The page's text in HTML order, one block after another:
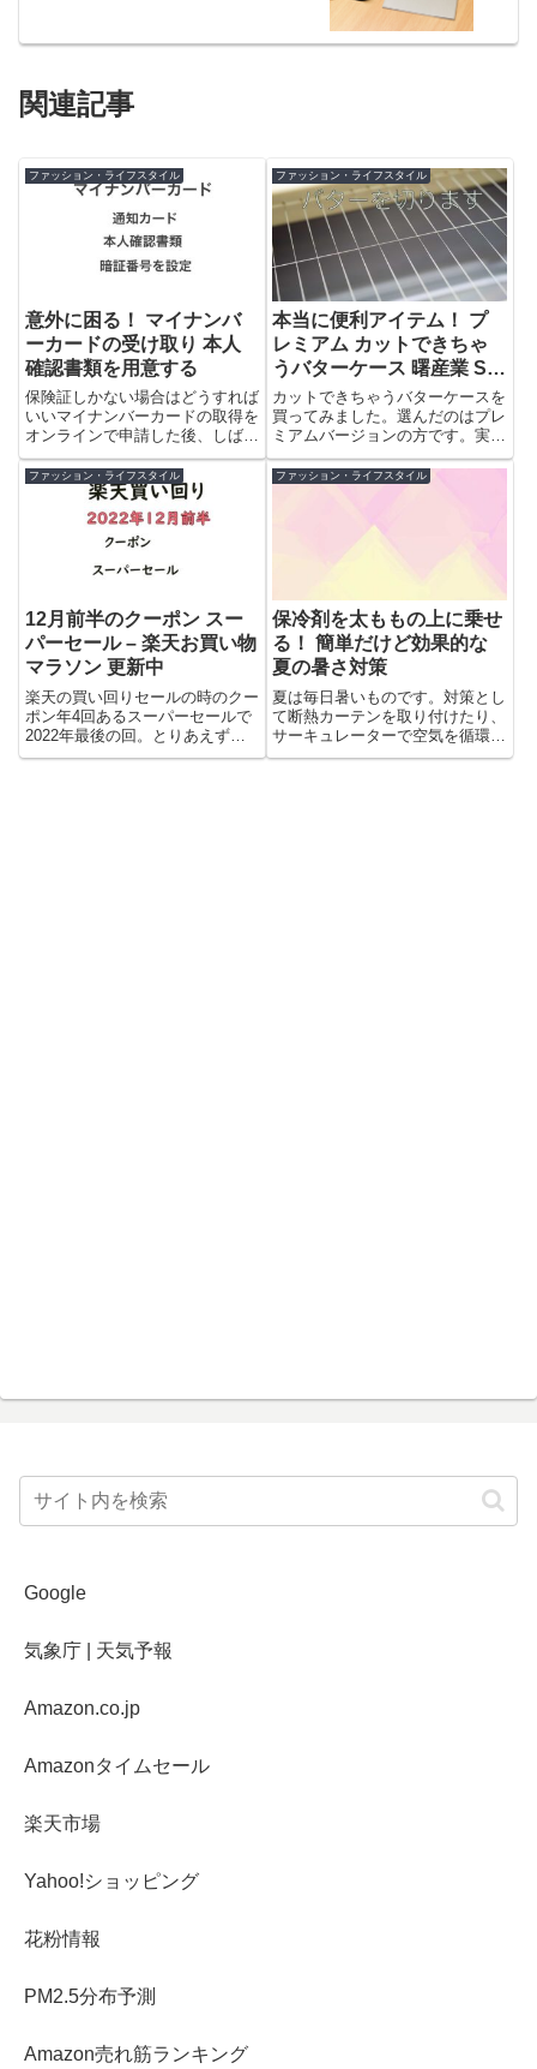
関連記事
ファッション・ライフスタイル
意外に困る！ マイナンバ
ーカードの受け取り 本人
確認書類を用意する
保険証しかない場合はどうすれば
いいマイナンバーカードの取得を
オンラインで申請した後、しばら
くすると「個人番号カード交付
通...
ファッション・ライフスタイル
本当に便利アイテム！ プ
レミアム カットできちゃ
うバターケース 曙産業 ST-
3007のレビュー
カットできちゃうバターケースを
買ってみました。選んだのはプレ
ミアムバージョンの方です。実際
に使ってみたところ・・・
ファッション・ライフスタイル
12月前半のクーポン スー
パーセール – 楽天お買い物
マラソン 更新中
楽天の買い回りセールの時のクー
ポン年4回あるスーパーセールで
2022年最後の回。とりあえず買
い回りのエントリーは忘れない...
ファッション・ライフスタイル
保冷剤を太ももの上に乗せ
る！ 簡単だけど効果的な
夏の暑さ対策
夏は毎日暑いものです。対策とし
て断熱カーテンを取り付けたり、
サーキュレーターで空気を循環さ
せたりといろいろ環境は整備し
Google
気象庁 | 天気予報
Amazon.co.jp
Amazonタイムセール
楽天市場
Yahoo!ショッピング
花粉情報
PM2.5分布予測
Amazon売れ筋ランキング